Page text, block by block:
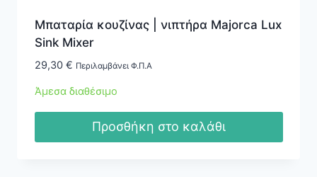
Μπαταρία κουζίνας | νιπτήρα Majorca Lux
Sink Mixer
29,30 € Περιλαμβάνει Φ.Π.Α
Άμεσα διαθέσιμο
Προσθήκη στο καλάθι